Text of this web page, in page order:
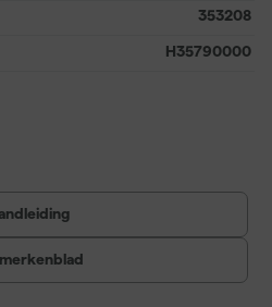
353208
H35790000